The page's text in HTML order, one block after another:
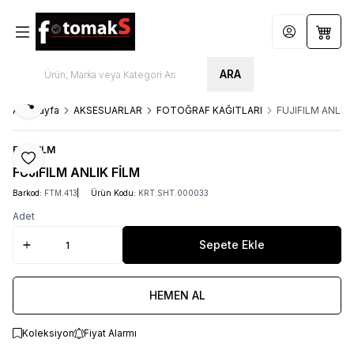
ARA
Hesabım
Ana Sayfa AKSESUARLAR FOTOĞRAF KAĞITLARI FUJIFILM ANLIK
Favoriye Ekle
Paylaş
FUJIFILM
FUJIFILM ANLIK FİLM
Barkod: FTM.413 Ürün Kodu: KRT.SHT.000033
Adet
Sepete Ekle
HEMEN AL
Koleksiyon Fiyat Alarmı